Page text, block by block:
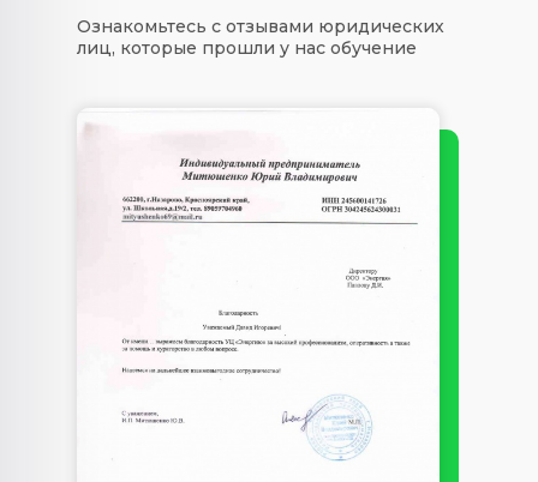
Ознакомьтесь с отзывами юридических
лиц, которые прошли у нас обучение